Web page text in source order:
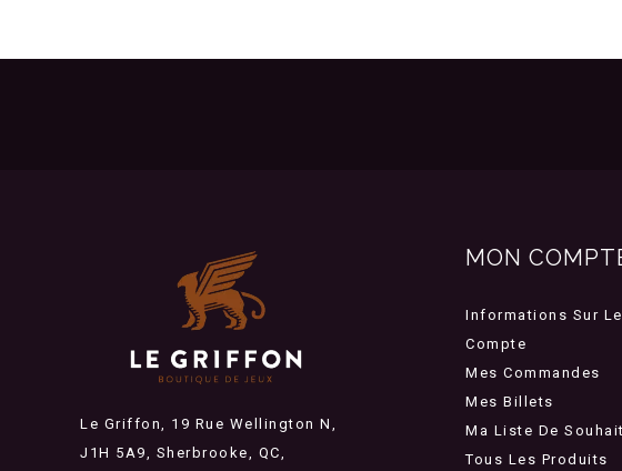
Le Griffon, 19 Rue Wellington N,
J1H 5A9, Sherbrooke, QC,
MON
Informations Sur Le
Compte
Mes Commandes
Mes Billets
Ma Liste De
Tous Les Produits